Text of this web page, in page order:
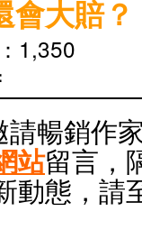
會大賠？
1,350
請暢銷作
站留言，
動態，請